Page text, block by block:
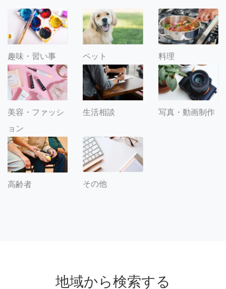
趣味・習い事 ペット 料理
美容・ファッシ
ョン
生活相談 写真・動画制作
高齢者 その他
地域から検索する